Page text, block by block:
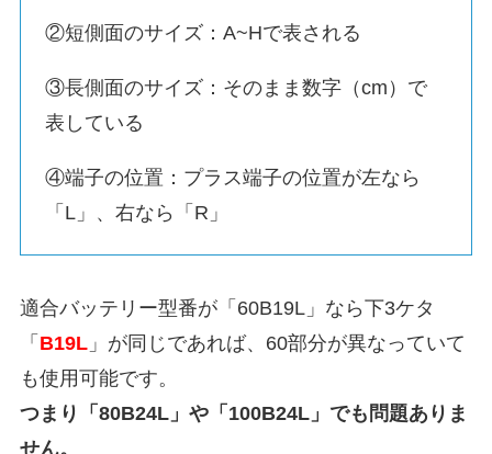
②短側面のサイズ：A~Hで表される
③長側面のサイズ：そのまま数字（cm）で
表している
④端子の位置：プラス端子の位置が左なら
「L」、右なら「R」
適合バッテリー型番が「60B19L」なら下3ケタ
「 B19L」が同じであれば、60部分が異なっていて
も使用可能です。
つまり「80B24L」や「100B24L」でも問題ありま
せん。